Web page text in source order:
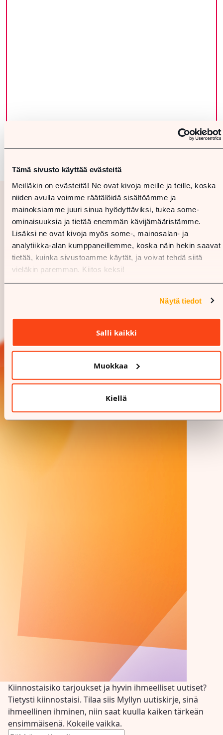
Tämä sivusto käyttää evästeitä
Meilläkin on evästeitä! Ne ovat kivoja meille ja teille, koska
niiden avulla voimme räätälöidä sisältöämme ja
mainoksiamme juuri sinua hyödyttäviksi, tukea some-
ominaisuuksia ja tietää enemmän kävijämääristämme.
Lisäksi ne ovat kivoja myös some-, mainosalan- ja
analytiikka-alan kumppaneillemme, koska näin hekin saavat
tietää, kuinka sivustoamme käytät, ja voivat tehdä siitä
vieläkin paremman. Kiitos keksi!
Näytä tiedot
Salli kaikki
Muokkaa
Kiellä
Kiinnostaisiko tarjoukset ja hyvin ihmeelliset uutiset?
Tietysti kiinnostaisi. Tilaa siis Myllyn uutiskirje, sinä
ihmeellinen ihminen, niin saat kuulla kaiken tärkeän
ensimmäisenä. Kokeile vaikka.